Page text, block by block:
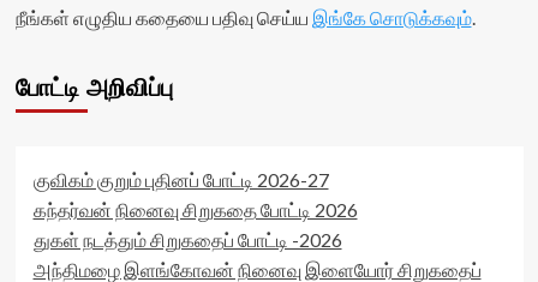
நீங்கள் எழுதிய கதையை பதிவு செய்ய இங்கே சொடுக்கவும்.
போட்டி அறிவிப்பு
குவிகம் குறும் புதினப் போட்டி 2026-27
கந்தர்வன் நினைவு சிறுகதை போட்டி 2026
துகள் நடத்தும் சிறுகதைப் போட்டி -2026
அந்திமழை இளங்கோவன் நினைவு இளையோர் சிறுகதைப்